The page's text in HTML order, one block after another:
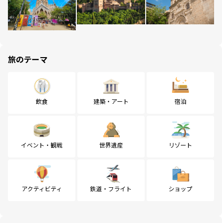
旅のテーマ
飲食 建築・アート 宿泊
イベント・観戦 世界遺産 リゾート
アクティビティ 鉄道・フライト ショップ